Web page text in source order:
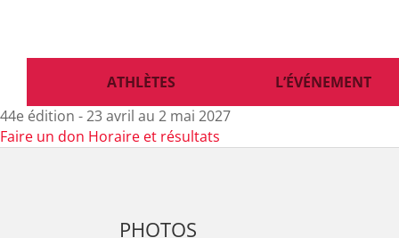
ATHLÈTES L’ÉVÉNEMENT
44e édition - 23 avril au 2 mai 2027
Faire un don Horaire et résultats
PHOTOS